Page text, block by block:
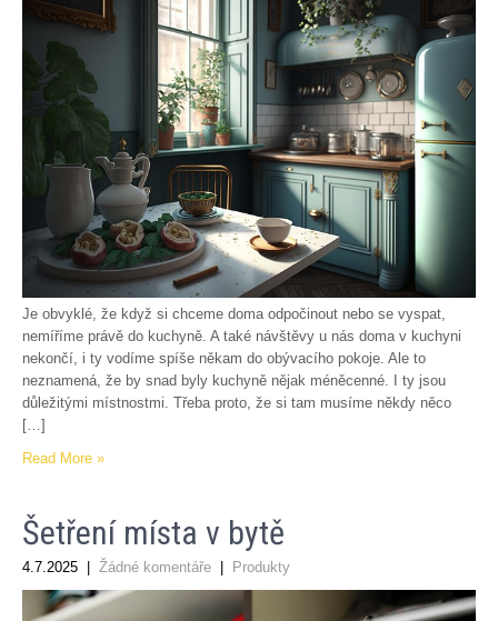
Je obvyklé, že když si chceme doma odpočinout nebo se vyspat,
nemíříme právě do kuchyně. A také návštěvy u nás doma v kuchyni
nekončí, i ty vodíme spíše někam do obývacího pokoje. Ale to
neznamená, že by snad byly kuchyně nějak méněcenné. I ty jsou
důležitými místnostmi. Třeba proto, že si tam musíme někdy něco
[…]
Read More »
Šetření místa v bytě
4.7.2025 Žádné komentáře Produkty